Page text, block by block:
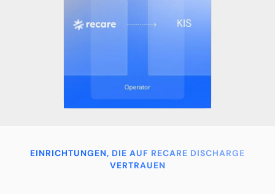
EINRICHTUNGEN, DIE AUF RECARE DISCHARGE
VERTRAUEN